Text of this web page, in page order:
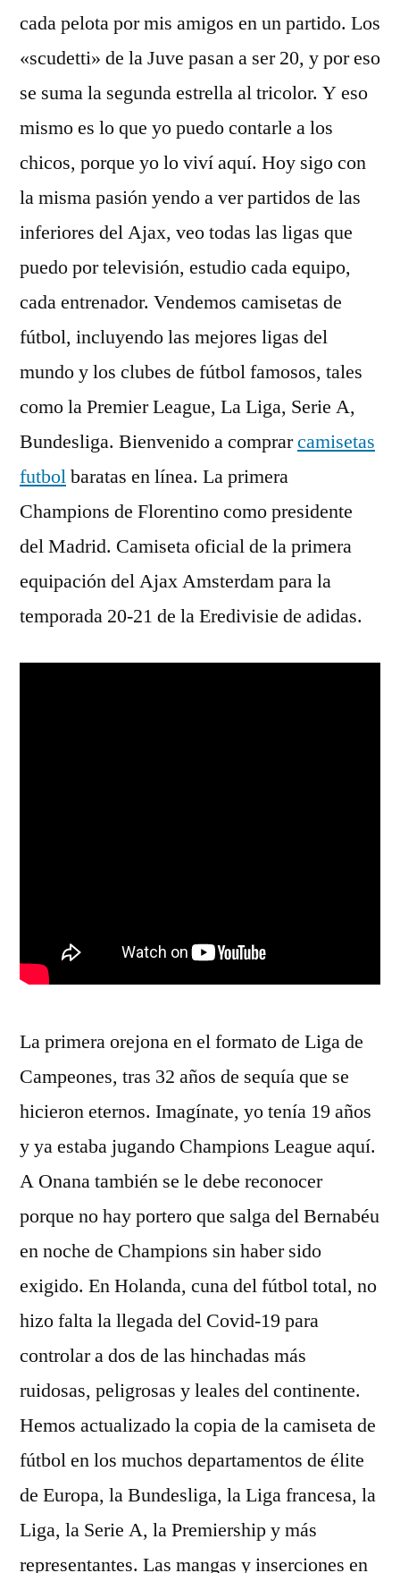
cada pelota por mis amigos en un partido. Los
«scudetti» de la Juve pasan a ser 20, y por eso
se suma la segunda estrella al tricolor. Y eso
mismo es lo que yo puedo contarle a los
chicos, porque yo lo viví aquí. Hoy sigo con
la misma pasión yendo a ver partidos de las
inferiores del Ajax, veo todas las ligas que
puedo por televisión, estudio cada equipo,
cada entrenador. Vendemos camisetas de
fútbol, incluyendo las mejores ligas del
mundo y los clubes de fútbol famosos, tales
como la Premier League, La Liga, Serie A,
Bundesliga. Bienvenido a comprarcamisetas
futbolbaratas en línea. La primera
Champions de Florentino como presidente
del Madrid. Camiseta oficial de la primera
equipación del Ajax Amsterdam para la
temporada 20-21 de la Eredivisie de adidas.
La primera orejona en el formato de Liga de
Campeones, tras 32 años de sequía que se
hicieron eternos. Imagínate, yo tenía 19 años
y ya estaba jugando Champions League aquí.
A Onana también se le debe reconocer
porque no hay portero que salga del Bernabéu
en noche de Champions sin haber sido
exigido. En Holanda, cuna del fútbol total, no
hizo falta la llegada del Covid-19 para
controlar a dos de las hinchadas más
ruidosas, peligrosas y leales del continente.
Hemos actualizado la copia de la camiseta de
fútbol en los muchos departamentos de élite
de Europa, la Bundesliga, la Liga francesa, la
Liga, la Serie A, la Premiership y más
representantes. Las mangas y inserciones en